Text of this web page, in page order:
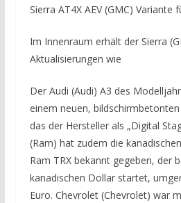
Sierra AT4X AEV (GMC) Variante
Im Innenraum erhält der Sierra
Aktualisierungen wie
Der Audi (Audi) A3 des
einem neuen,
das der Hersteller als „Digital
(Ram) hat zudem die
Ram TRX bekannt gegeben, der
kanadischen Dollar startet,
Euro. Chevrolet (Chevrolet) war